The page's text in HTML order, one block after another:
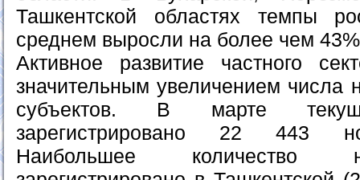
Ташкентской областях темпы
среднем выросли на более чем
Активное развитие частного
значительным увеличением числа
субъектов. В марте
зарегистрировано 22 443
Наибольшее количество